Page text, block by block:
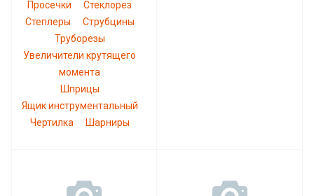
Просечки
Стеклорез
Степлеры
Струбцины
Труборезы
Увеличители крутящего
момента
Шприцы
Ящик инструментальный
Чертилка
Шарниры